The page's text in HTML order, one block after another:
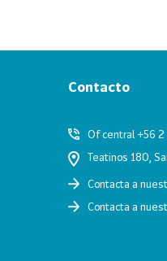
Contacto
Of central +56
Teatinos 180,
Contacta a
Contacta a